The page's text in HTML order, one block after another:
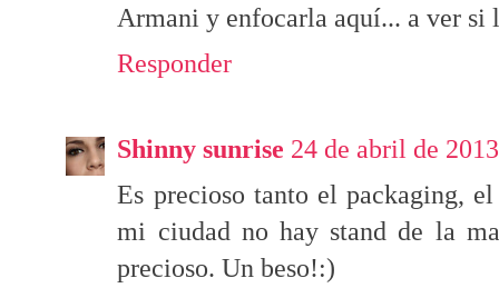
Armani y enfocarla aquí... a ver si
Responder
Shinny sunrise 24 de abril de
Es precioso tanto el packaging,
mi ciudad no hay stand de la
precioso. Un beso!:)